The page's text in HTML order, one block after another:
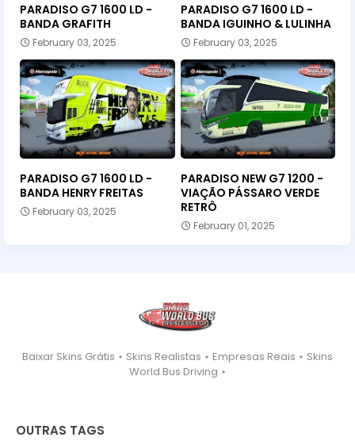
PARADISO G7 1600 LD -
BANDA GRAFITH
February 03, 2025
PARADISO G7 1600 LD -
BANDA IGUINHO & LULINHA
February 03, 2025
PARADISO G7 1600 LD -
BANDA HENRY FREITAS
February 03, 2025
PARADISO NEW G7 1200 -
VIAÇÃO PÁSSARO VERDE
RETRÔ
February 01, 2025
Baixar Skins Grátis ⋆ Skins Realistas ⋆ Empresas Reais ⋆ Skins
World Bus Driving ⋆
OUTRAS TAGS